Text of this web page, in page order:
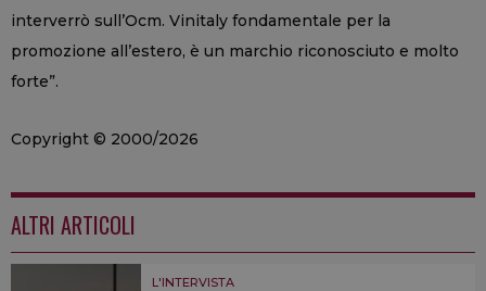
interverrò sull’Ocm. Vinitaly fondamentale per la
promozione all’estero, è un marchio riconosciuto e molto
forte”.
Copyright © 2000/2026
ALTRI ARTICOLI
L'INTERVISTA